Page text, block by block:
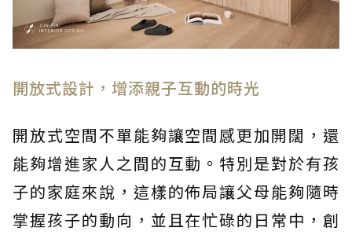
開放式設計，增添親子互動的時光
開放式空間不單能夠讓空間感更加開闊，還
能夠增進家人之間的互動。特別是對於有孩
子的家庭來說，這樣的佈局讓父母能夠隨時
掌握孩子的動向，並且在忙碌的日常中，創